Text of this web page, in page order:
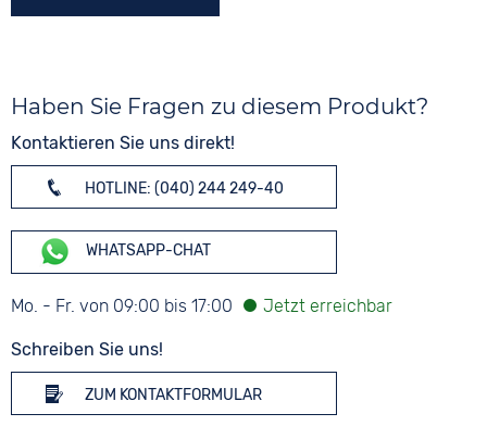
Haben Sie Fragen zu diesem Produkt?
Kontaktieren Sie uns direkt!
HOTLINE: (040) 244 249-40
WHATSAPP-CHAT
Mo. - Fr. von 09:00 bis 17:00
Schreiben Sie uns!
ZUM KONTAKTFORMULAR